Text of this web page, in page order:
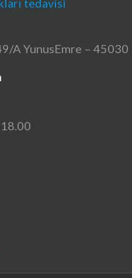
tedavisi
A YunusEmre – 45030